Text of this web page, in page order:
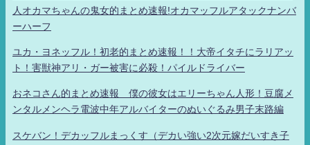
人オカマちゃんの鬼女的まとめ速報!オカマッフルアタックナンバ
ーハーフ
ユカ・ヨネッフル！初老的まとめ速報！！大帝イタチにラリアッ
ト！害獣神アリ・ガー被害に必殺！パイルドライバー
おネコさん的まとめ速報 僕の彼女はエリーちゃん人形！豆腐メ
ンタルメンヘラ電波中年アルバイターのぬいぐるみ男子末路編
スケバン！デカッフルまっくす（デカい強い2次元嫁だいすき子